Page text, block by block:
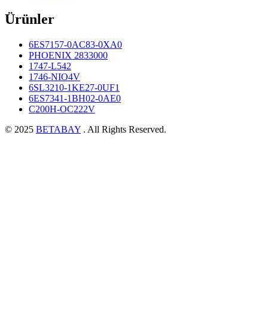
Ürünler
6ES7157-0AC83-0XA0
PHOENIX 2833000
1747-L542
1746-NIO4V
6SL3210-1KE27-0UF1
6ES7341-1BH02-0AE0
C200H-OC222V
© 2025 BETABAY . All Rights Reserved.